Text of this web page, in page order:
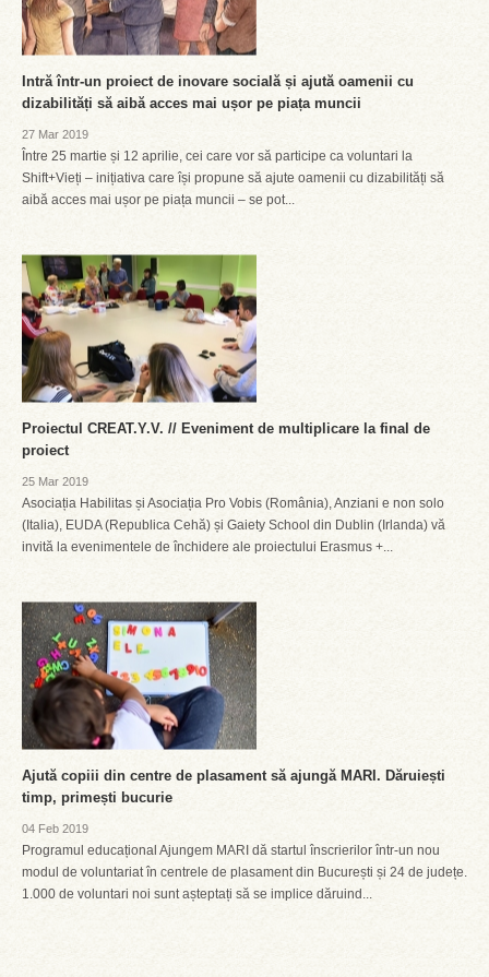
Intră într-un proiect de inovare socială și ajută oamenii cu
dizabilități să aibă acces mai ușor pe piața muncii
27 Mar 2019
Între 25 martie și 12 aprilie, cei care vor să participe ca voluntari la
Shift+Vieți – inițiativa care își propune să ajute oamenii cu dizabilități să
aibă acces mai ușor pe piața muncii – se pot...
Proiectul CREAT.Y.V. // Eveniment de multiplicare la final de
proiect
25 Mar 2019
Asociația Habilitas și Asociația Pro Vobis (România), Anziani e non solo
(Italia), EUDA (Republica Cehă) și Gaiety School din Dublin (Irlanda) vă
invită la evenimentele de închidere ale proiectului Erasmus +...
Ajută copiii din centre de plasament să ajungă MARI. Dăruiești
timp, primești bucurie
04 Feb 2019
Programul educațional Ajungem MARI dă startul înscrierilor într-un nou
modul de voluntariat în centrele de plasament din București și 24 de județe.
1.000 de voluntari noi sunt așteptați să se implice dăruind...